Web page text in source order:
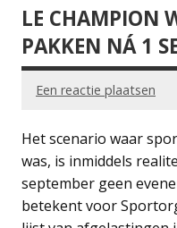
LE CHAMPION
PAKKEN NÁ 1
Een reactie plaatsen
Het scenario waar
was, is inmiddels
september geen
betekent voor